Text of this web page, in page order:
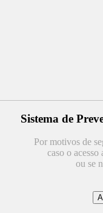
Sistema de
Por motivos de
caso o
ou se